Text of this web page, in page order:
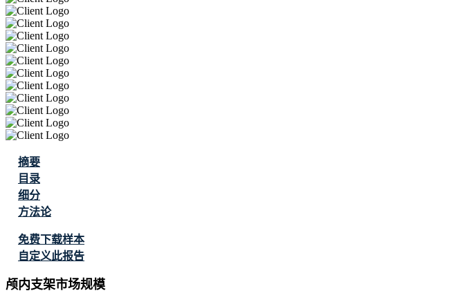
摘要
目录
细分
方法论
免费下载样本
自定义此报告
颅内支架市场规模